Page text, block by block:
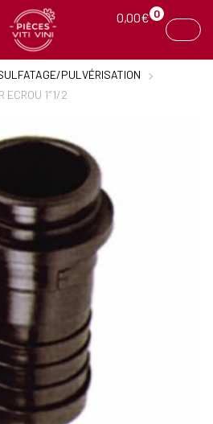
0,00€ 0
PULVÉRISATION
ECROU 1″1/2